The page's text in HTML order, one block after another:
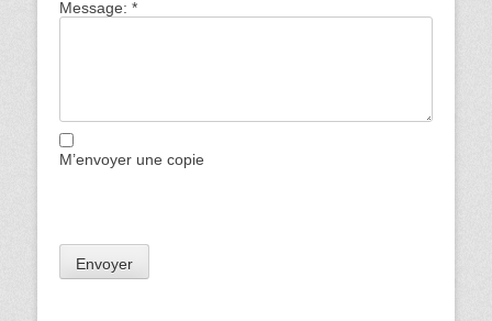
Message: *
M’envoyer une copie